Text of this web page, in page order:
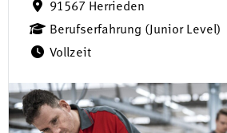
91567 Herrieden
Berufserfahrung (Junior Level)
Vollzeit